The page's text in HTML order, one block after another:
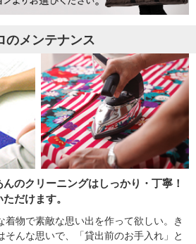
のメンテナンス
のクリーニングはしっかり・丁寧！
だけます。
着物で素敵な思い出を作って欲しい。き
そんな思いで、「貸出前のお手入れ」と